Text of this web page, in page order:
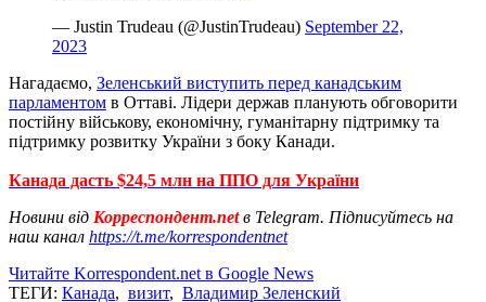
— Justin Trudeau (@JustinTrudeau) September 22,
2023
Нагадаємо, Зеленський виступить перед канадським
парламентом в Оттаві. Лідери держав планують обговорити
постійну військову, економічну, гуманітарну підтримку та
підтримку розвитку України з боку Канади.
Канада дасть $24,5 млн на ППО для України
Новини від Корреспондент.netв Telegram. Підписуйтесь на
наш канал https://t.me/korrespondentnet
Читайте Korrespondent.net в Google News
ТЕГИ: Канада, визит, Владимир Зеленский